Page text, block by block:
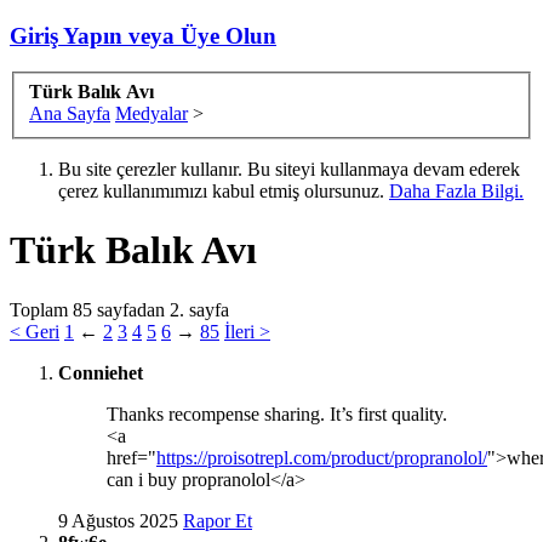
Giriş Yapın veya Üye Olun
Türk Balık Avı
Ana Sayfa Medyalar >
Bu site çerezler kullanır. Bu siteyi kullanmaya devam ederek
çerez kullanımımızı kabul etmiş olursunuz. Daha Fazla Bilgi.
Türk Balık Avı
Toplam 85 sayfadan 2. sayfa
< Geri 1 ← 2 3 4 5 6 → 85 İleri >
Conniehet
Thanks recompense sharing. It’s first quality.
<a
href="https://proisotrepl.com/product/propranolol/
can i buy propranolol</a>
9 Ağustos 2025 Rapor Et